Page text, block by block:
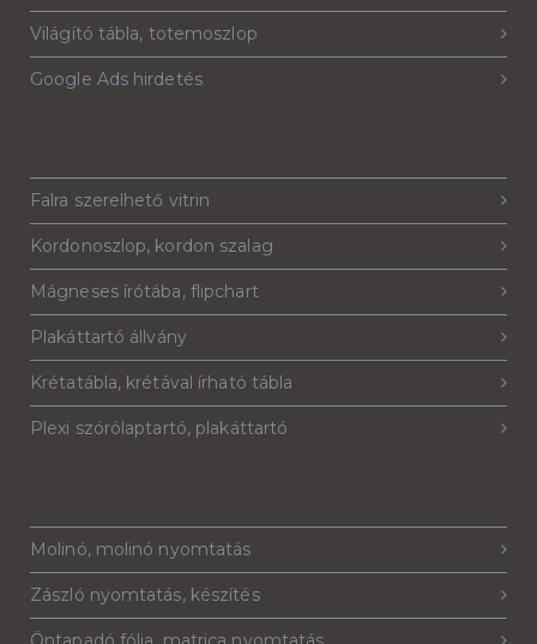
Világító tábla, totemoszlop
Google Ads hirdetés
Falra szerelhető vitrin
Kordonoszlop, kordon szalag
Mágneses írótába, flipchart
Plakáttartó állvány
Krétatábla, krétával írható tábla
Plexi szórólaptartó, plakáttartó
Molinó, molinó nyomtatás
Zászló nyomtatás, készítés